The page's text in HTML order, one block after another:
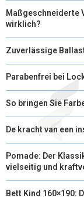
Maßgeschneiderte
wirklich?
Zuverlässige
Parabenfrei bei
So bringen Sie
De kracht van een
Pomade: Der
vielseitig und
Bett Kind 160×190: